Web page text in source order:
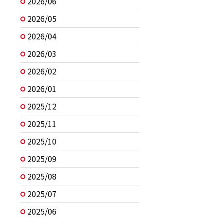
2026/05
2026/04
2026/03
2026/02
2026/01
2025/12
2025/11
2025/10
2025/09
2025/08
2025/07
2025/06